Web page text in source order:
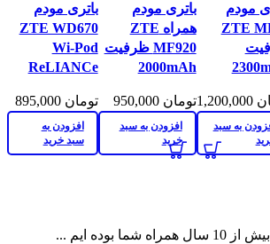
سریع
به علاقه
مودم
ZTE
1,200,000
به سبد
نمایش سریع
افزودن به علاقه
مندی
باتری مودم
همراه ZTE
MF920 ظرفیت
2000mAh
تومان 950,000
افزودن به سبد
خرید
نمایش سریع
افزودن به
علاقه مندی
باتری مودم
ZTE WD670
Wi-Pod
ReLIANCe
تومان 895,000
افزودن به
سبد خرید
شما بوده ایم ...